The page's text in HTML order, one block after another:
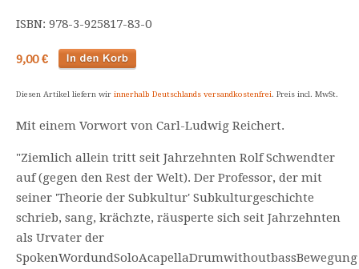
ISBN: 978-3-925817-83-0
9,00 €
Diesen Artikel liefern wir innerhalb Deutschlands versandkostenfrei. Preis incl. MwSt.
Mit einem Vorwort von Carl-Ludwig Reichert.
"Ziemlich allein tritt seit Jahrzehnten Rolf Schwendter
auf (gegen den Rest der Welt). Der Professor, der mit
seiner 'Theorie der Subkultur' Subkulturgeschichte
schrieb, sang, krächzte, räusperte sich seit Jahrzehnten
als Urvater der
SpokenWordundSoloAcapellaDrumwithoutbassBewegung